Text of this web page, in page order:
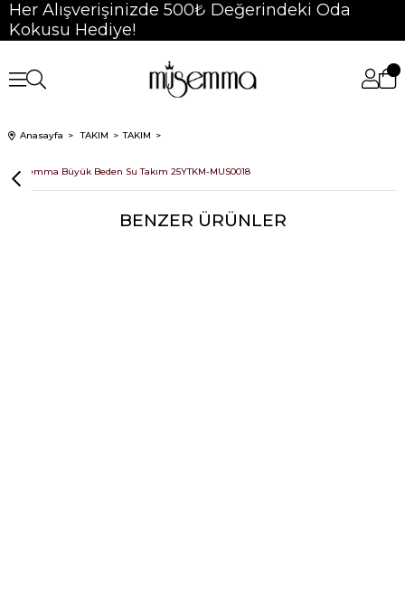
Her Alışverişinizde 500₺ Değerindeki Oda
Kokusu Hediye!
Anasayfa TAKIM TAKIM
Müsemma Büyük Beden Su Takım 25YTKM-MUS0018
BENZER ÜRÜNLER